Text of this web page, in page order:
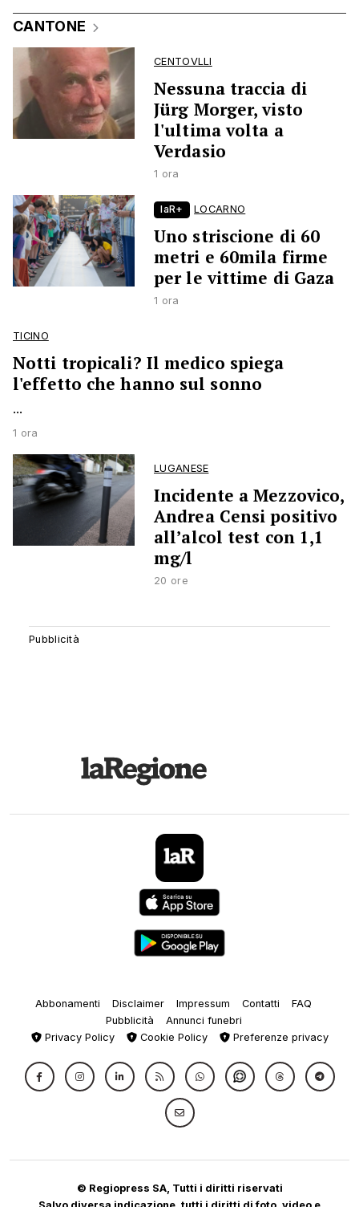
CANTONE
CENTOVLLI
Nessuna traccia di
Jürg Morger, visto
l'ultima volta a
Verdasio
1 ora
laR+ LOCARNO
Uno striscione di 60
metri e 60mila firme
per le vittime di Gaza
1 ora
TICINO
Notti tropicali? Il medico spiega
l'effetto che hanno sul sonno
...
1 ora
LUGANESE
Incidente a Mezzovico,
Andrea Censi positivo
all’alcol test con 1,1
mg/l
20 ore
Abbonamenti Disclaimer Impressum Contatti
FAQ
Pubblicità
Annunci funebri
Privacy Policy
Cookie Policy Preferenze privacy
© Regiopress SA, Tutti i diritti riservati